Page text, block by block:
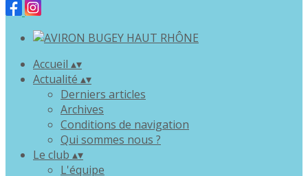
Accueil ▴▾
Actualité ▴▾
Derniers articles
Archives
Conditions de navigation
Qui sommes nous ?
Le club ▴▾
L'équipe